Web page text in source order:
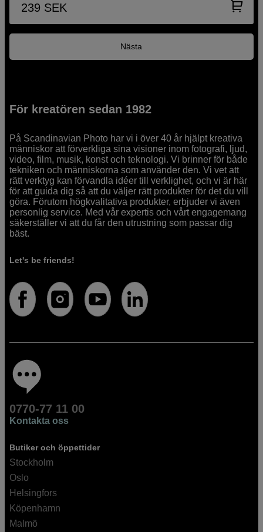
239 SEK
Nästa
För kreatören sedan 1982
På Scandinavian Photo har vi i över 40 år hjälpt kreativa
människor att förverkliga sina visioner inom fotografi, ljud,
video, film, musik, konst och teknologi. Vi brinner för både
tekniken och människorna som använder den. Vi vet att
rätt verktyg kan förvandla idéer till verklighet, och vi är här
för att guida dig så att du väljer rätt produkter för det du vill
göra. Förutom högkvalitativa produkter, erbjuder vi även
personlig service. Med vår expertis och vårt engagemang
säkerställer vi att du får den utrustning som passar dig
bäst.
Let's be friends!
0770-77 11 00
Kontakta oss
Butiker och öppettider
Stockholm
Oslo
Helsingfors
Köpenhamn
Malmö